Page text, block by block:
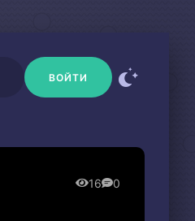
ВОЙТИ
16 0